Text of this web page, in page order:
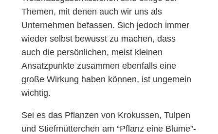
Themen, mit denen auch wir uns als
Unternehmen befassen. Sich jedoch immer
wieder selbst bewusst zu machen, dass
auch die persönlichen, meist kleinen
Ansatzpunkte zusammen ebenfalls eine
große Wirkung haben können, ist ungemein
wichtig.
Sei es das Pflanzen von Krokussen, Tulpen
und Stiefmütterchen am “Pflanz eine Blume”-